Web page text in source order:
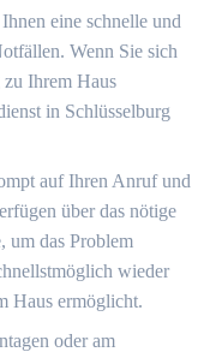
eine schnelle und
Wenn Sie sich
zu Ihrem Haus
in Schlüsselburg
auf Ihren Anruf und
über das nötige
um das Problem
wieder
Haus ermöglicht.​
oder am